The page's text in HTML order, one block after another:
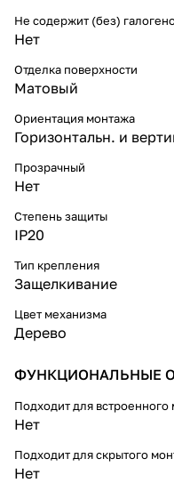
Не содержит (без)
Нет
Отделка поверхности
Матовый
Ориентация монтажа
Горизонтальн. и
Прозрачный
Нет
Степень защиты
IP20
Тип крепления
Защелкивание
Цвет механизма
Дерево
ФУНКЦИОНАЛЬНЫЕ
Подходит для встроенного
Нет
Подходит для скрытого
Нет